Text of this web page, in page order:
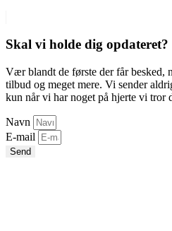
Skal vi holde dig opdateret?
Vær blandt de første der får besked,
tilbud og meget mere. Vi sender
kun når vi har noget på hjerte vi tror
Navn
E-mail
Send